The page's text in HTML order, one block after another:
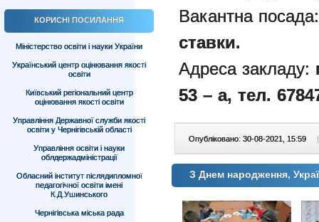
КОРИСНІ ПОСИЛАННЯ
Міністерство освіти і науки України
Український центр оцінювання якості
освіти
Київський регіональний центр
оцінювання якості освіти
Управління Державної служби якості
освіти у Чернігівській області
Управління освіти і науки
облдержадміністрації
Обласний інститут післядипломної
педагогічної освіти імені
К.Д.Ушинського
Чернігівська міська рада
Вакантна посада:
ставки.
Адреса закладу:
53 – а, тел.
Опубліковано: 30-08-2021, 15:59 |
З Днем народження,